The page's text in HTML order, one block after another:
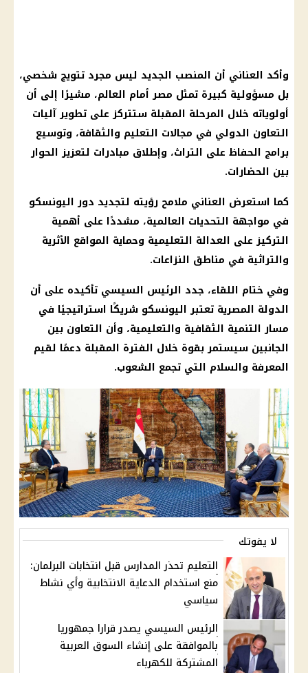
وأكد العناني أن المنصب الجديد ليس مجرد تتويج شخصي،
بل مسؤولية كبيرة تمثل مصر أمام العالم، مشيرًا إلى أن
أولوياته خلال المرحلة المقبلة ستتركز على تطوير آليات
التعاون الدولي في مجالات التعليم والثقافة، وتوسيع
برامج الحفاظ على التراث، وإطلاق مبادرات لتعزيز الحوار
بين الحضارات.
كما استعرض العناني ملامح رؤيته لتجديد دور اليونسكو
في مواجهة التحديات العالمية، مشددًا على أهمية
التركيز على العدالة التعليمية وحماية المواقع الأثرية
والتراثية في مناطق النزاعات.
وفي ختام اللقاء، جدد الرئيس السيسي تأكيده على أن
الدولة المصرية تعتبر اليونسكو شريكًا استراتيجيًا في
مسار التنمية الثقافية والتعليمية، وأن التعاون بين
الجانبين سيستمر بقوة خلال الفترة المقبلة دعمًا لقيم
المعرفة والسلام التي تجمع الشعوب.
لا يفوتك
التعليم تحذر المدارس قبل انتخابات البرلمان:
منع استخدام الدعاية الانتخابية وأي نشاط
سياسي
الرئيس السيسي يصدر قرارا جمهوريا
بالموافقة على إنشاء السوق العربية
المشتركة للكهرباء